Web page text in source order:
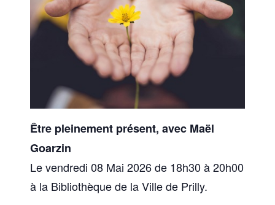
Être pleinement présent, avec Maël
Goarzin
Le vendredi 08 Mai 2026 de 18h30 à 20h00
à la Bibliothèque de la Ville de Prilly.